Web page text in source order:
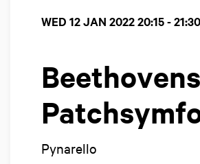
Beethovens
Pynarello
WED 12 JAN 202220:15 - 21:30